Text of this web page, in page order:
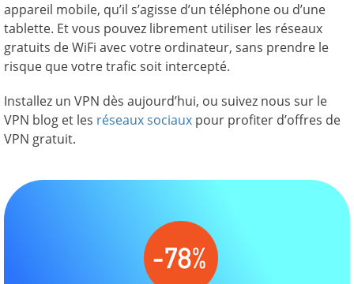
appareil mobile, qu’il s’agisse d’un téléphone ou d’une
tablette. Et vous pouvez librement utiliser les réseaux
gratuits de WiFi avec votre ordinateur, sans prendre le
risque que votre trafic soit intercepté.
Installez un VPN dès aujourd’hui, ou suivez nous sur le
VPN blog et les réseaux sociaux pour profiter d’offres de
VPN gratuit.